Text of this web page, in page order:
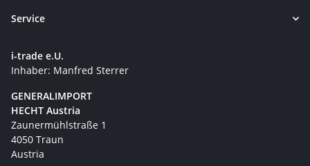
Service
i-trade e.U.
Inhaber: Manfred Sterrer
GENERALIMPORT
HECHT Austria
Zaunermühlstraße 1
4050 Traun
Austria